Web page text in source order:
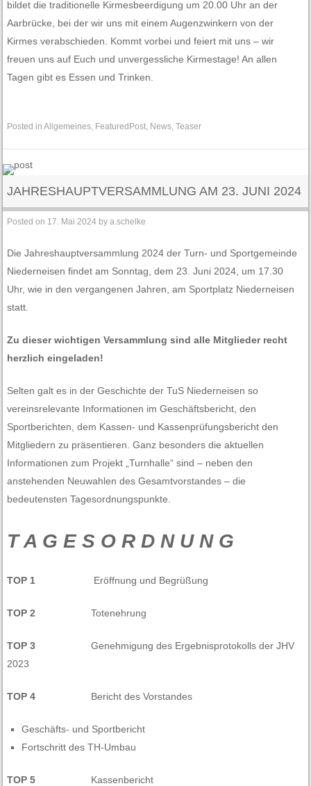
bildet die traditionelle Kirmesbeerdigung um 20.00 Uhr an der
Aarbrücke, bei der wir uns mit einem Augenzwinkern von der
Kirmes verabschieden. Kommt vorbei und feiert mit uns – wir
freuen uns auf Euch und unvergessliche Kirmestage! An allen
Tagen gibt es Essen und Trinken.
Posted inAllgemeines, FeaturedPost, News,Teaser
JAHRESHAUPTVERSAMMLUNG AM 23. JUNI 2024
Posted on 17. Mai 2024 bya.schelke
Die Jahreshauptversammlung 2024 der Turn- und Sportgemeinde
Niederneisen findet am Sonntag, dem 23. Juni 2024, um 17.30
Uhr, wie in den vergangenen Jahren, am Sportplatz Niederneisen
statt.
Zu dieser wichtigen Versammlung sind alle Mitglieder recht
herzlich eingeladen!
Selten galt es in der Geschichte der TuS Niederneisen so
vereinsrelevante Informationen im Geschäftsbericht, den
Sportberichten, dem Kassen- und Kassenprüfungsbericht den
Mitgliedern zu präsentieren. Ganz besonders die aktuellen
Informationen zum Projekt „Turnhalle“ sind – neben den
anstehenden Neuwahlen des Gesamtvorstandes – die
bedeutensten Tagesordnungspunkte.
T A G E S O R D N U N G
TOP 1 Eröffnung und Begrüßung
TOP 2 Totenehrung
TOP 3 Genehmigung des Ergebnisprotokolls der JHV
2023
TOP 4 Bericht des Vorstandes
Geschäfts- und Sportbericht
Fortschritt des TH-Umbau
TOP 5 Kassenbericht